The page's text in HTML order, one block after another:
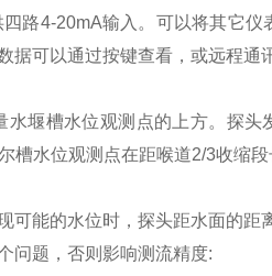
路4-20mA输入。可以将其它
据可以通过按键查看，或远程
堰槽水位观测点的上方。探
槽水位观测点在距喉道2/3收缩
可能的水位时，探头距水面的距
问题，否则影响测流精度: